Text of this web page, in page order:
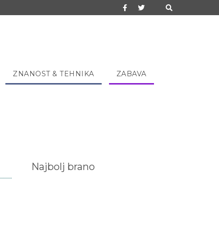
ZNANOST & TEHNIKA ZABAVA
Najbolj brano